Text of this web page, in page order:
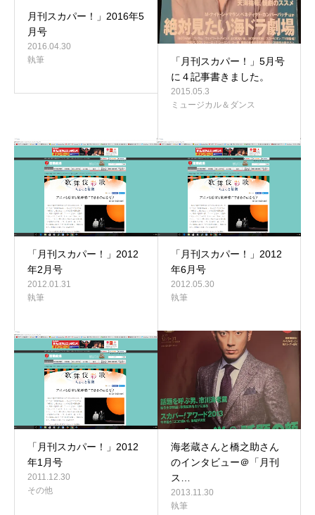
月刊スカパー！」2016年5
月号
2016.04.30
執筆
「月刊スカパー！」5月号
に４記事書きました。
2015.05.3
ミュージカル＆ダンス
「月刊スカパー！」2012
年2月号
2012.01.31
執筆
「月刊スカパー！」2012
年6月号
2012.05.30
執筆
「月刊スカパー！」2012
年1月号
2011.12.30
その他
海老蔵さんと橋之助さん
のインタビュー＠「月刊
ス…
2013.11.30
執筆